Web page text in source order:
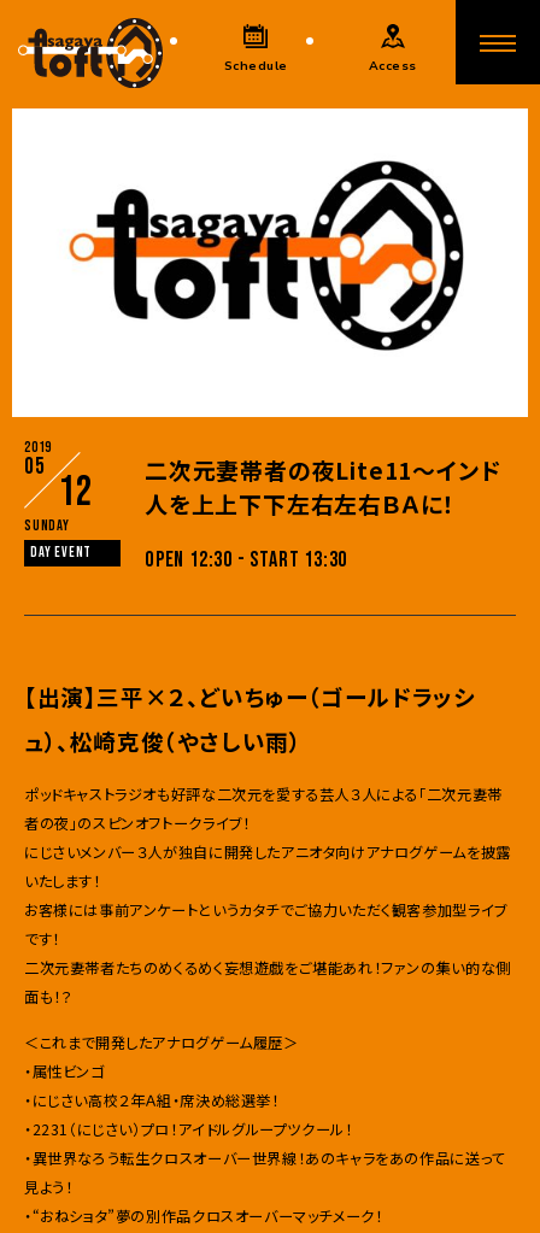
Schedule Access
2019
05
12
Sunday
DAY EVENT
二次元妻帯者の夜Lite11～インド
人を上上下下左右左右ＢＡに！
OPEN 12:30 - START 13:30
【出演】三平×２、どいちゅー（ゴールドラッシ
ュ）、松崎克俊（やさしい雨）
ポッドキャストラジオも好評な二次元を愛する芸人３人による「二次元妻帯
者の夜」のスピンオフトークライブ！
にじさいメンバー３人が独自に開発したアニオタ向けアナログゲームを披露
いたします！
お客様には事前アンケートというカタチでご協力いただく観客参加型ライブ
です！
二次元妻帯者たちのめくるめく妄想遊戯をご堪能あれ！ファンの集い的な側
面も！？
＜これまで開発したアナログゲーム履歴＞
・属性ビンゴ
・にじさい高校２年Ａ組・席決め総選挙！
・2231（にじさい）プロ！アイドルグループツクール！
・異世界なろう転生クロスオーバー世界線！あのキャラをあの作品に送って
見よう！
・“おねショタ”夢の別作品クロスオーバーマッチメーク！